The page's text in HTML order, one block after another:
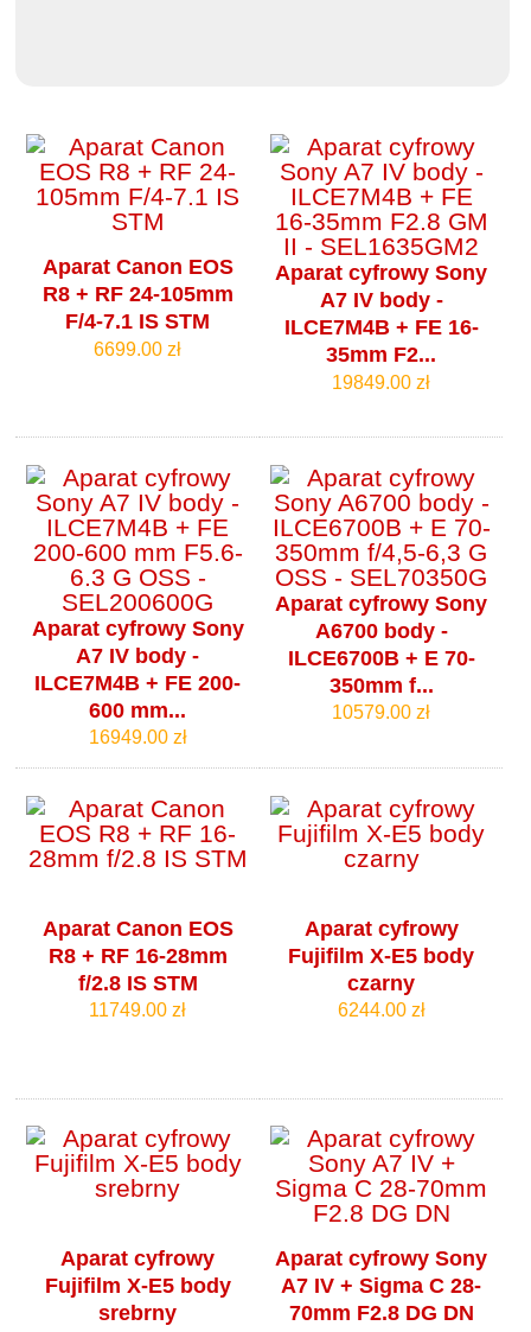
Aparat Canon EOS
R8 + RF 24-105mm
F/4-7.1 IS STM
6699.00 zł
Aparat cyfrowy Sony
A7 IV body -
ILCE7M4B + FE 16-
35mm F2...
19849.00 zł
Aparat cyfrowy Sony
A7 IV body -
ILCE7M4B + FE 200-
600 mm...
16949.00 zł
Aparat cyfrowy Sony
A6700 body -
ILCE6700B + E 70-
350mm f...
10579.00 zł
Aparat Canon EOS
R8 + RF 16-28mm
f/2.8 IS STM
11749.00 zł
Aparat cyfrowy
Fujifilm X-E5 body
czarny
6244.00 zł
Aparat cyfrowy
Fujifilm X-E5 body
srebrny
Aparat cyfrowy Sony
A7 IV + Sigma C 28-
70mm F2.8 DG DN